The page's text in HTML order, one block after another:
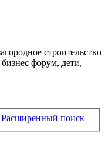
строительство
форум, дети,
Расширенный поиск